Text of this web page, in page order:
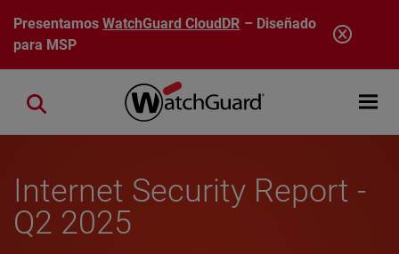
Pasar al contenido principal
PresentamosWatchGuard CloudDR – Diseñado
para MSP
Open
Close search
Internet Security Report -
Q2 2025